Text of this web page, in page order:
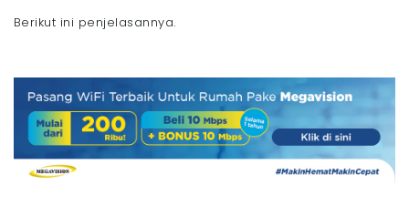
Berikut ini penjelasannya.